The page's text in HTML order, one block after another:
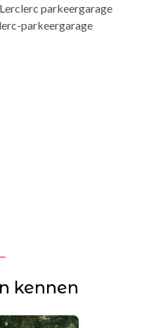
parkeergarage
parkeergarage
kennen